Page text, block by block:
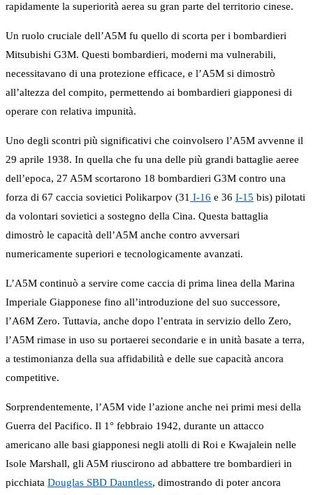
rapidamente la superiorità aerea su gran parte del territorio cinese.
Un ruolo cruciale dell’A5M fu quello di scorta per i bombardieri
Mitsubishi G3M. Questi bombardieri, moderni ma vulnerabili,
necessitavano di una protezione efficace, e l’A5M si dimostrò
all’altezza del compito, permettendo ai bombardieri giapponesi di
operare con relativa impunità.
Uno degli scontri più significativi che coinvolsero l’A5M avvenne il
29 aprile 1938. In quella che fu una delle più grandi battaglie aeree
dell’epoca, 27 A5M scortarono 18 bombardieri G3M contro una
forza di 67 caccia sovietici Polikarpov (31 I-16 e 36 I-15 bis) pilotati
da volontari sovietici a sostegno della Cina. Questa battaglia
dimostrò le capacità dell’A5M anche contro avversari
numericamente superiori e tecnologicamente avanzati.
L’A5M continuò a servire come caccia di prima linea della Marina
Imperiale Giapponese fino all’introduzione del suo successore,
l’A6M Zero. Tuttavia, anche dopo l’entrata in servizio dello Zero,
l’A5M rimase in uso su portaerei secondarie e in unità basate a terra,
a testimonianza della sua affidabilità e delle sue capacità ancora
competitive.
Sorprendentemente, l’A5M vide l’azione anche nei primi mesi della
Guerra del Pacifico. Il 1° febbraio 1942, durante un attacco
americano alle basi giapponesi negli atolli di Roi e Kwajalein nelle
Isole Marshall, gli A5M riuscirono ad abbattere tre bombardieri in
picchiata Douglas SBD Dauntless, dimostrando di poter ancora